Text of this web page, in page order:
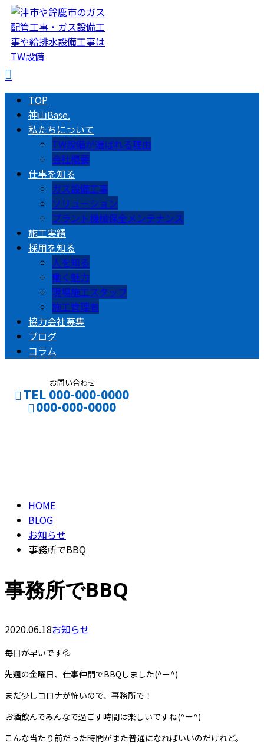
TOP
神山Base.
私たちについて
TW設備が選ばれる理由
会社概要
仕事を知る
ガス設備工事
ソリューション
プラント機械保全メンテナンス
施工実績
採用を知る
人を知る
働く魅力
現場施工スタッフ
施工管理者
協力会社募集
ブログ
コラム
お問い合わせ
TEL 000-000-0000
000-000-0000
HOME
BLOG
お知らせ
事務所でBBQ
事務所でBBQ
2020.06.18お知らせ
毎日が早いです💦
先週の金曜日、仕事仲間でBBQしました(^ー^)
まだ少しコロナが怖いので、事務所で！
お酒飲んでみんなで過ごす時間は楽しいですね(^ー^)
こんな当たり前だった時間がまた普通になればいいのだけれど。